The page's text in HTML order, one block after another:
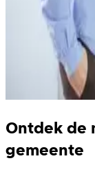
Ontdek de
gemeente